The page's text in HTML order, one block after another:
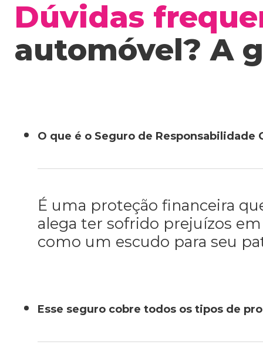
Dúvidas
automóvel? A
O que é o Seguro de Responsabilidade
É uma proteção financeira
alega ter sofrido prejuízos
como um escudo para seu
Esse seguro cobre todos os tipos de